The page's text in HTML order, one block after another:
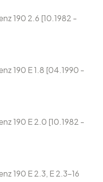
190 2.6 [10.1982 -
190 E 1.8 [04.1990 -
190 E 2.0 [10.1982 -
190 E 2.3, E 2.3-16